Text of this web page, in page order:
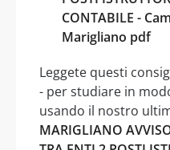
CONTABILE -
Marigliano pdf
Leggete questi
- per studiare in
usando il nostro
MARIGLIANO